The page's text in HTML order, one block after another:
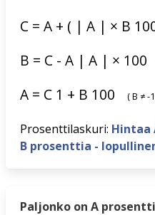
C = A + ( | A | × B
B = C - A | A | × 100
A = C 1 + B 100 (B ≠-
Prosenttilaskuri: Hintaa
B prosenttia -
Paljonko on A